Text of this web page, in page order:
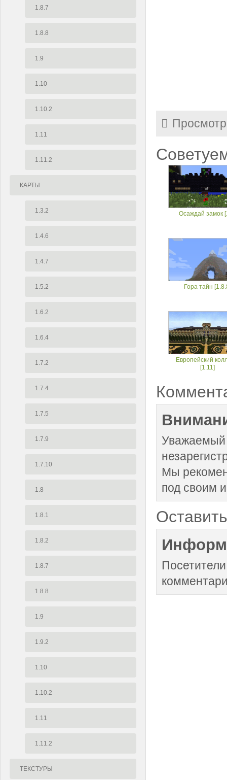
1.8.7
1.8.8
1.9
1.10
1.10.2
1.11
1.11.2
КАРТЫ
1.3.2
1.4.6
1.4.7
1.5.2
1.6.2
1.6.4
1.7.2
1.7.4
1.7.5
1.7.9
1.7.10
1.8
1.8.1
1.8.2
1.8.7
1.8.8
1.9
1.9.2
1.10
1.10.2
1.11
1.11.2
ТЕКСТУРЫ
Осаждай замок
Гора тайн
Европейский
[1.11]
Уважаемый
Мы
под своим